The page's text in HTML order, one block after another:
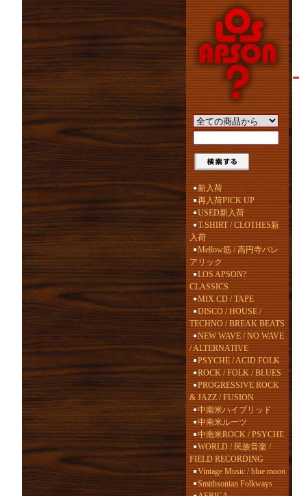
新入荷
再入荷PICK UP
USED新入荷
T-SHIRT / CLOTHES新
入荷
Mellow筋 / 高円寺バレ
アリック
LOS APSON?
CLASSICS
MIX CD / TAPE
DISCO / HOUSE /
TECHNO / BREAK BEATS
NEW WAVE / NO WAVE
/ ALTERNATIVE
PSYCHE / ACID FOLK
ROCK / FOLK / BLUES
PROGRESSIVE ROCK
& JAZZ / FUSION
中南米ハイブリッド
中南米ルーツ
中南米ROCK / PSYCHE
WORLD / 民族音楽 /
FIELD RECORDING
Vintage Music / blue moon
Smithsonian Folkways